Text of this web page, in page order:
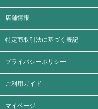
店舗情報
特定商取引法に基づく表記
プライバシーポリシー
ご利用ガイド
マイページ